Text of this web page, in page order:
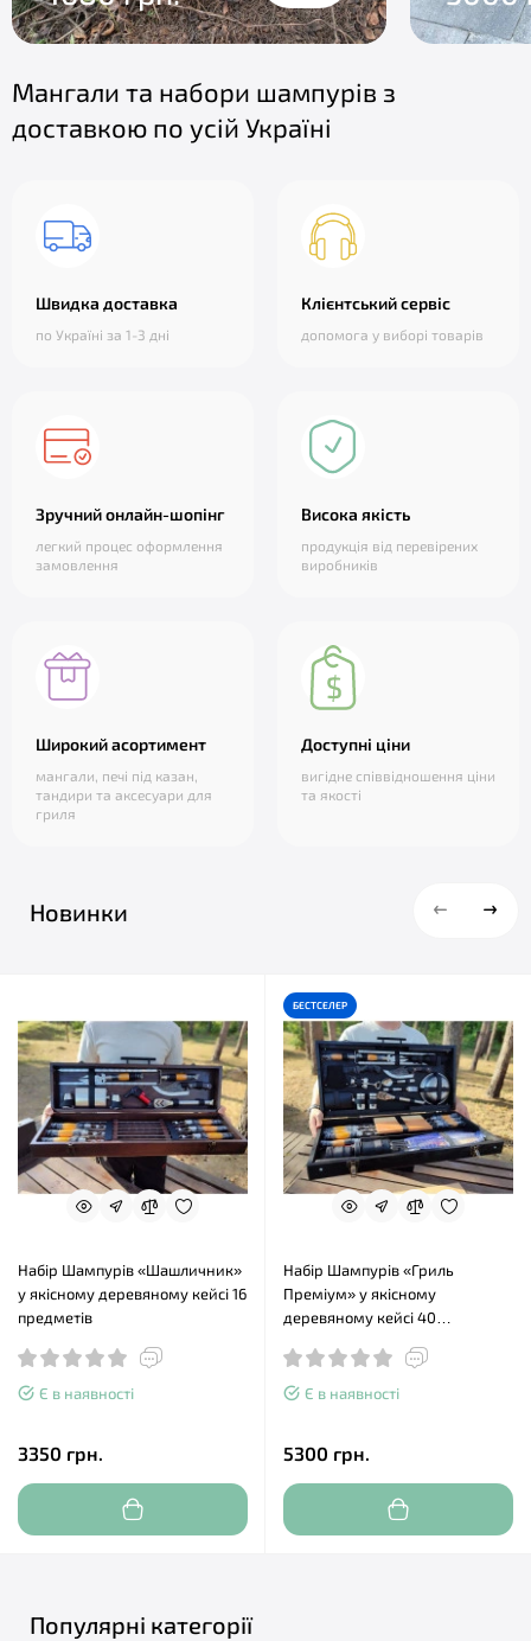
Мангали та набори шампурів з
доставкою по усій Україні
Швидка доставка
по Україні за 1-3 дні
Клієнтський сервіс
допомога у виборі товарів
Зручний онлайн-шопінг
легкий процес оформлення
замовлення
Висока якість
продукція від перевірених
виробників
Широкий асортимент
мангали, печі під казан,
тандири та аксесуари для
гриля
Доступні ціни
вигідне співвідношення ціни
та якості
Новинки
Набір Шампурів «Шашличник»
у якісному деревяному кейсі 16
предметів
Є в наявності
3350 грн.
БЕСТСЕЛЕР
Набір Шампурів «Гриль
Преміум» у якісному
деревяному кейсі 40
Є в наявності
5300 грн.
Популярні категорії